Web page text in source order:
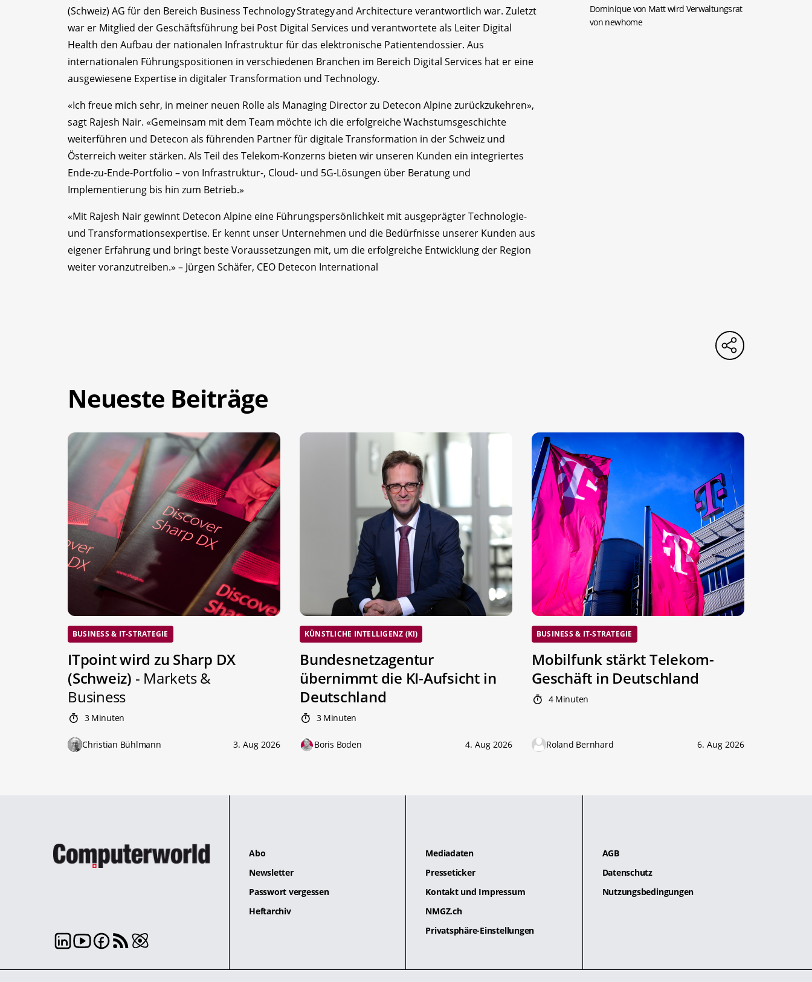
(Schweiz) AG für den Bereich Business Technology Strategy and Architecture verantwortlich war. Zuletzt
war er Mitglied der Geschäftsführung bei Post Digital Services und verantwortete als Leiter Digital
Health den Aufbau der nationalen Infrastruktur für das elektronische Patientendossier. Aus
internationalen Führungspositionen in verschiedenen Branchen im Bereich Digital Services hat er eine
ausgewiesene Expertise in digitaler Transformation und Technology.
«Ich freue mich sehr, in meiner neuen Rolle als Managing Director zu Detecon Alpine zurückzukehren»,
sagt Rajesh Nair. «Gemeinsam mit dem Team möchte ich die erfolgreiche Wachstumsgeschichte
weiterführen und Detecon als führenden Partner für digitale Transformation in der Schweiz und
Österreich weiter stärken. Als Teil des Telekom-Konzerns bieten wir unseren Kunden ein integriertes
Ende-zu-Ende-Portfolio – von Infrastruktur-, Cloud- und 5G-Lösungen über Beratung und
Implementierung bis hin zum Betrieb.»
«Mit Rajesh Nair gewinnt Detecon Alpine eine Führungspersönlichkeit mit ausgeprägter Technologie-
und Transformationsexpertise. Er kennt unser Unternehmen und die Bedürfnisse unserer Kunden aus
eigener Erfahrung und bringt beste Voraussetzungen mit, um die erfolgreiche Entwicklung der Region
weiter voranzutreiben.» – Jürgen Schäfer, CEO Detecon International
Dominique von Matt wird Verwaltungsrat
von newhome
Neueste Beiträge
BUSINESS & IT-STRATEGIE
ITpoint wird zu Sharp DX
(Schweiz) - Markets &
Business
3 Minuten
Christian Bühlmann 3. Aug 2026
KÜNSTLICHE INTELLIGENZ (KI)
Bundesnetzagentur
übernimmt die KI-Aufsicht in
Deutschland
3 Minuten
Boris Boden 4. Aug 2026
BUSINESS & IT-STRATEGIE
Mobilfunk stärkt Telekom-
Geschäft in Deutschland
4 Minuten
Roland Bernhard 6. Aug 2026
Abo
Newsletter
Passwort vergessen
Heftarchiv
Mediadaten
Presseticker
Kontakt und Impressum
NMGZ.ch
Privatsphäre-Einstellungen
AGB
Datenschutz
Nutzungsbedingungen